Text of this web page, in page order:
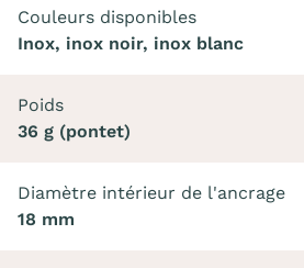
Couleurs disponibles
Inox, inox noir, inox blanc
Poids
36 g (pontet)
Diamètre intérieur de l'ancrage
18 mm